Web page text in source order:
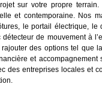
sur votre propre terrain.
et contemporaine. Nos
le portail électrique, le
de mouvement à
des options tel que
et accompagnement
des entreprises locales et